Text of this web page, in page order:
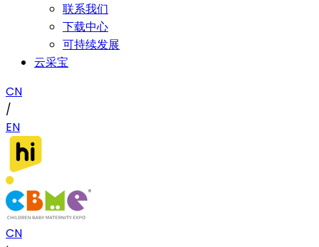
联系我们
下载中心
可持续发展
云采宝
CN
/
EN
CN